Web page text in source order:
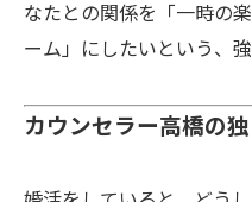
なたとの関係を「一時の
ーム」にしたいという、
カウンセラー高橋の